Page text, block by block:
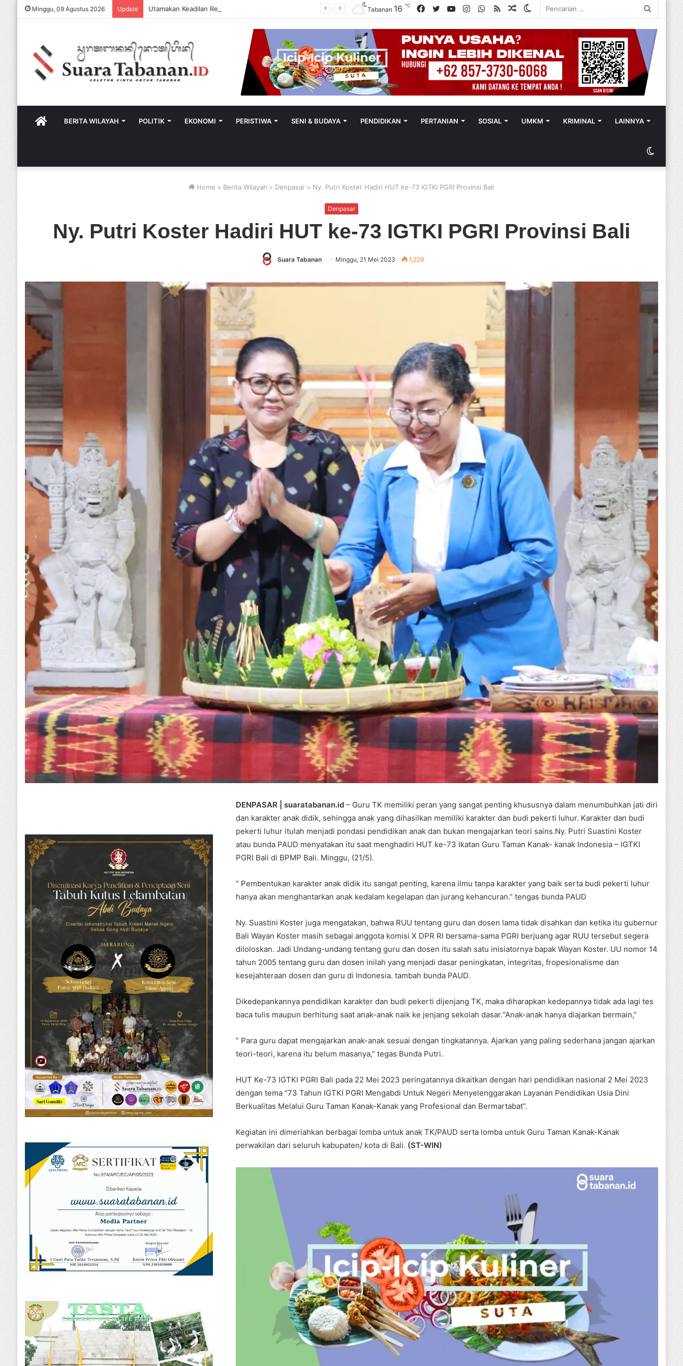
Minggu, 09 Agustus 2026 Update
Switch
Random
RSS
WhatsApp
Instagram
YouTube
Twitter
Facebook
Tabanan 16℃
HOMEBERITA WILAYAH POLITIK EKONOMI PERISTIWA SENI & BUDAYA PENDIDIKAN PERTANIAN SOSIAL UMKM KRIMINAL LAINNYA
Switch
skin
Home > Berita Wilayah > Denpasar > Ny. Putri Koster Hadiri HUT ke-73 IGTKI PGRI Provinsi Bali
Denpasar
Ny. Putri Koster Hadiri HUT ke-73 IGTKI PGRI Provinsi Bali
Suara Tabanan Minggu, 21 Mei 2023 1,229
DENPASAR | suaratabanan.id – Guru TK memiliki peran yang sangat penting khususnya dalam menumbuhkan jati diri
dan karakter anak didik, sehingga anak yang dihasilkan memiliki karakter dan budi pekerti luhur. Karakter dan budi
pekerti luhur itulah menjadi pondasi pendidikan anak dan bukan mengajarkan teori sains.Ny. Putri Suastini Koster
atau bunda PAUD menyatakan itu saat menghadiri HUT ke-73 Ikatan Guru Taman Kanak- kanak Indonesia – IGTKI
PGRI Bali di BPMP Bali. Minggu, (21/5).
” Pembentukan karakter anak didik itu sangat penting, karena ilmu tanpa karakter yang baik serta budi pekerti luhur
hanya akan menghantarkan anak kedalam kegelapan dan jurang kehancuran.” tengas bunda PAUD
Ny. Suastini Koster juga mengatakan, bahwa RUU tentang guru dan dosen lama tidak disahkan dan ketika itu gubernur
Bali Wayan Koster masih sebagai anggota komisi X DPR RI bersama-sama PGRI berjuang agar RUU tersebut segera
diloloskan. Jadi Undang-undang tentang guru dan dosen itu salah satu inisiatornya bapak Wayan Koster. UU nomor 14
tahun 2005 tentang guru dan dosen inilah yang menjadi dasar peningkatan, integritas, fropesionalisme dan
kesejahteraan dosen dan guru di Indonesia. tambah bunda PAUD.
Dikedepankannya pendidikan karakter dan budi pekerti dijenjang TK, maka diharapkan kedepannya tidak ada lagi tes
baca tulis maupun berhitung saat anak-anak naik ke jenjang sekolah dasar.“Anak-anak hanya diajarkan bermain,”
” Para guru dapat mengajarkan anak-anak sesuai dengan tingkatannya. Ajarkan yang paling sederhana jangan ajarkan
teori-teori, karena itu belum masanya,” tegas Bunda Putri.
HUT Ke-73 IGTKI PGRI Bali pada 22 Mei 2023 peringatannya dikaitkan dengan hari pendidikan nasional 2 Mei 2023
dengan tema “73 Tahun IGTKI PGRI Mengabdi Untuk Negeri Menyelenggarakan Layanan Pendidikan Usia Dini
Berkualitas Melalui Guru Taman Kanak-Kanak yang Profesional dan Bermartabat”.
Kegiatan ini dimeriahkan berbagai lomba untuk anak TK/PAUD serta lomba untuk Guru Taman Kanak-Kanak
perwakilan dari seluruh kabupaten/ kota di Bali. (ST-WIN)